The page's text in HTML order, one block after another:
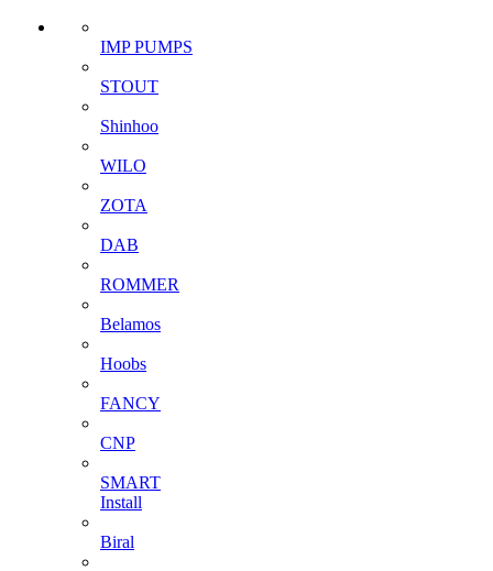
IMP PUMPS
STOUT
Shinhoo
WILO
ZOTA
DAB
ROMMER
Belamos
Hoobs
FANCY
CNP
SMART
Install
Biral